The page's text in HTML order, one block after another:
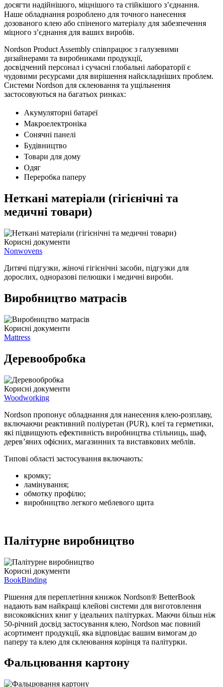
досягти надійнішого, міцнішого та стійкішого з’єднання.
Наше обладнання розроблено для точного нанесення
дозованого клею або спіненого матеріалу для забезпечення
міцного з’єднання для ваших виробів.
Nordson Product Assembly співпрацює з галузевими
дизайнерами та виробниками продукції,
досвідчений персонал і сучасні глобальні лабораторії є
чудовими ресурсами для вирішення найскладніших проблем.
Системи Nordson для склеювання та ущільнення
застосовуються на багатьох ринках:
Акумуляторні батареї
Макроелектроніка
Сонячні панелі
Будівництво
Товари для дому
Одяг
Переробка паперу
Неткані матеріали (гігієнічні та
медичні товари)
Корисні документи
Nonwovens
Дитячі підгузки, жіночі гігієнічні засоби, підгузки для
дорослих, одноразові пелюшки і медичні вироби.
Виробництво матрасів
Корисні документи
Mattress
Деревообробка
Корисні документи
Woodworking
Nordson пропонує обладнання для нанесення клею-розплаву,
включаючи реактивний поліуретан (PUR), клеї та герметики,
які підвищують ефективність виробництва стільниць, шаф,
дерев’яних офісних, магазинних та виставкових меблів.
Типові області застосування включають:
кромку;
ламінування;
обмотку профілю;
виробництво легкого меблевого щита
Палітурне виробництво
Корисні документи
BookBinding
Рішення для переплетіння книжок Nordson® BetterBook
надають вам найкращі клейові системи для виготовлення
високоякісних книг у ідеальних палітурках. Маючи більш ніж
50-річний досвід застосування клею, Nordson має повний
асортимент продукції, яка відповідає вашим вимогам до
паперу та клею для склеювання корінця та палітурки.
Фальцювання картону